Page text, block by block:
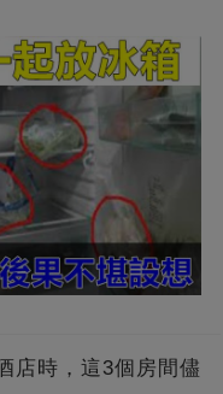
店時，這3個房間儘